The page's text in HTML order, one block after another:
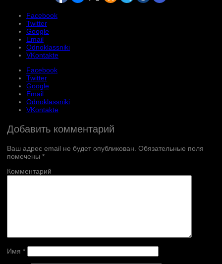
Facebook
Twitter
Google
Email
Odnoklassniki
VKontakte
Facebook
Twitter
Google
Email
Odnoklassniki
VKontakte
Добавить комментарий
Ваш адрес email не будет опубликован. Обязательные поля
помечены *
Комментарий
Имя *